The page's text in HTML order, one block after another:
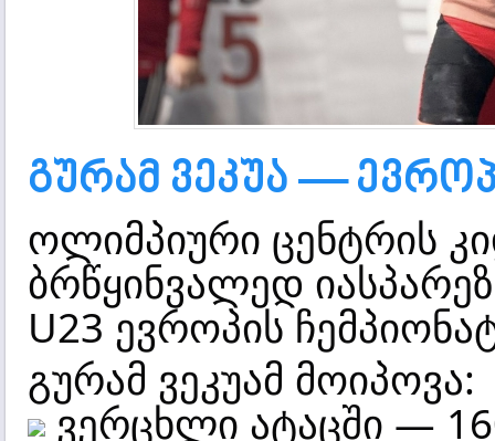
გურამ ვეკუა —
ოლიმპიური ცენტრის
ბრწყინვალედ
U23 ევროპის
გურამ ვეკუამ მოიპოვა:
ვერცხლი ატაცში —